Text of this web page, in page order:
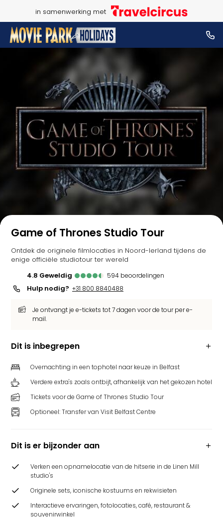
in samenwerking met
Game of Thrones Studio Tour
Ontdek de originele filmlocaties in Noord-Ierland tijdens de
enige officiële studiotour ter wereld
4.8
geweldig 594 beoordelingen
Hulp nodig? +31 800 8840488
Je ontvangt je e-tickets tot 7 dagen voor de tour per e-
mail.
Dit is inbegrepen
Overnachting in een tophotel naar keuze in Belfast
Verdere extra's zoals ontbijt, afhankelijk van het gekozen hotel
Tickets voor de Game of Thrones Studio Tour
Optioneel: Transfer van Visit Belfast Centre
Dit is er bijzonder aan
Verken een opnamelocatie van de hitserie in de Linen Mill
studio's
Originele sets, iconische kostuums en rekwisieten
Interactieve ervaringen, fotolocaties, café, restaurant &
souvenirwinkel